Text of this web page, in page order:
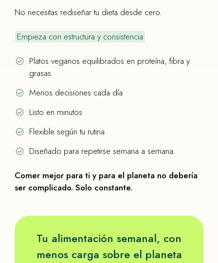
No necesitas rediseñar tu dieta desde cero.
Empieza con estructura y consistencia
Platos veganos equilibrados en proteína, fibra y
grasas
Menos decisiones cada día
Listo en minutos
Flexible según tu rutina
Diseñado para repetirse semana a semana
Comer mejor para ti y para el planeta no debería
ser complicado. Solo constante.
Tu alimentación semanal, con
menos carga sobre el planeta